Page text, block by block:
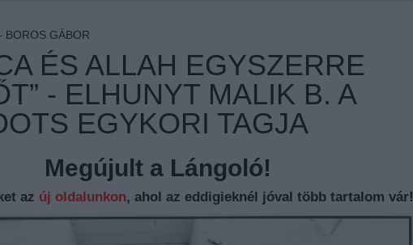
BOROS GÁBOR
ÉS ALLAH EGYSZERRE
- ELHUNYT MALIK B. A
EGYKORI TAGJA
Megújult a Lángoló!
az új oldalunkon, ahol az eddigieknél jóval több tartalom vár!